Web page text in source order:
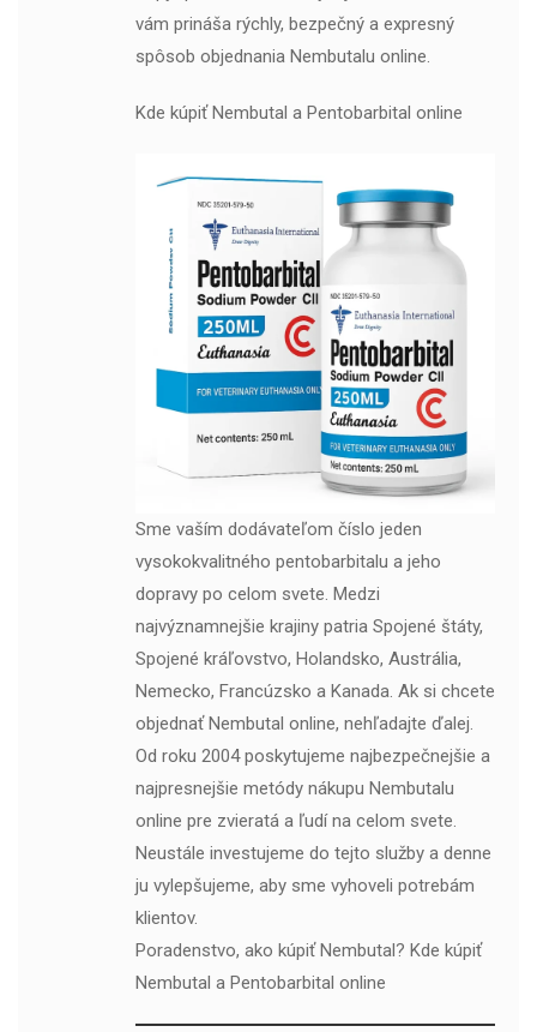
vám prináša rýchly, bezpečný a expresný
spôsob objednania Nembutalu online.
Kde kúpiť Nembutal a Pentobarbital online
Sme vaším dodávateľom číslo jeden
vysokokvalitného pentobarbitalu a jeho
dopravy po celom svete. Medzi
najvýznamnejšie krajiny patria Spojené štáty,
Spojené kráľovstvo, Holandsko, Austrália,
Nemecko, Francúzsko a Kanada. Ak si chcete
objednať Nembutal online, nehľadajte ďalej.
Od roku 2004 poskytujeme najbezpečnejšie a
najpresnejšie metódy nákupu Nembutalu
online pre zvieratá a ľudí na celom svete.
Neustále investujeme do tejto služby a denne
ju vylepšujeme, aby sme vyhoveli potrebám
klientov.
Poradenstvo, ako kúpiť Nembutal? Kde kúpiť
Nembutal a Pentobarbital online